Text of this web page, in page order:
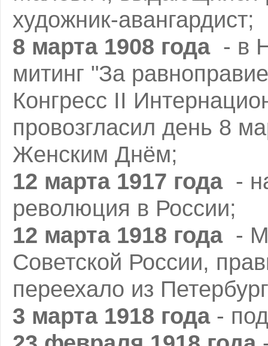
художник-авангардист;
8 марта 1908 года- в
митинг "За
Конгресс II
провозгласил день 8
Женским Днём;
12 марта 1917 года-
революция в России;
12 марта 1918 года-
Советской России,
переехало из
3 марта 1918 года-